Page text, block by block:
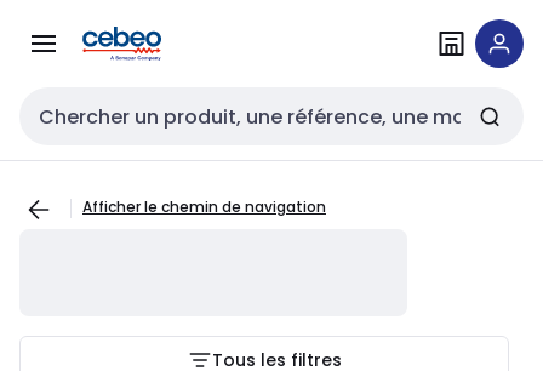
navigationau
Entrée de recherche
Afficher le chemin de navigation
Tous les filtres